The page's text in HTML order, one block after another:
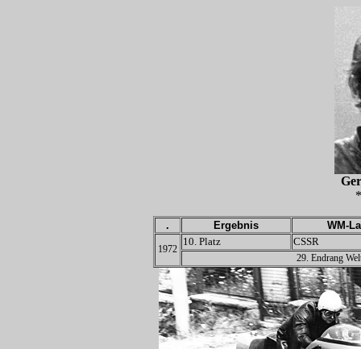
. Ergebnis WM-
1972
10. Platz CSSR
29. Endrang